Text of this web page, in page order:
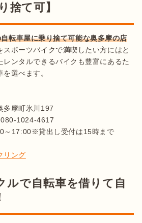
捨て可】
転車屋に乗り捨て可能な奥多摩の店
スポーツバイクで満喫したい方にはと
レンタルできるバイクも豊富にあるた
選べます。
多摩町氷川197
1024-4617
～17:00※貸出し受付は15時まで
リング
ルで自転車を借りて自